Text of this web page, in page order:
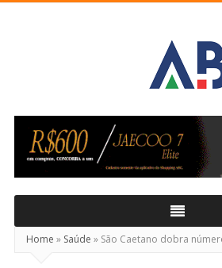
Real
Home » Saúde » São Caetano dobra